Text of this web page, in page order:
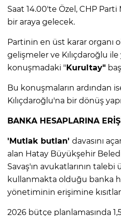
Saat 14.00'te Özel, CHP
bir araya gelecek.
Partinin en üst karar organı
gelişmeler ve Kılıçdaroğlu
konuşmadaki "Kurultay"
Bu konuşmaların ardından
Kılıçdaroğlu'na bir dönüş
BANKA HESAPLARINA
'Mutlak butlan' davasını
alan Hatay Büyükşehir
Savaş'ın avukatlarının talebi
kullanmakta olduğu banka
yönetiminin erişimine
2026 bütçe planlamasında